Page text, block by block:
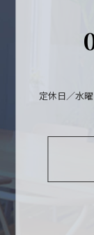
定休日／水